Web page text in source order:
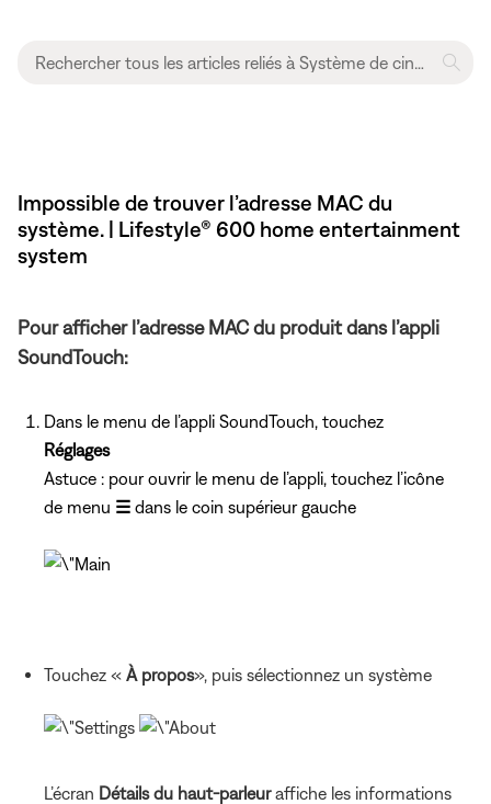
Impossible de trouver l’adresse MAC du
système. | Lifestyle® 600 home entertainment
system
Pour afficher l’adresse MAC du produit dans l’appli
SoundTouch:
Dans le menu de l’appli SoundTouch, touchez
Réglages
Astuce : pour ouvrir le menu de l’appli, touchez l’icône
de menu ☰ dans le coin supérieur gauche
Touchez « À propos», puis sélectionnez un système
L’écran Détails du haut-parleuraffiche les informations